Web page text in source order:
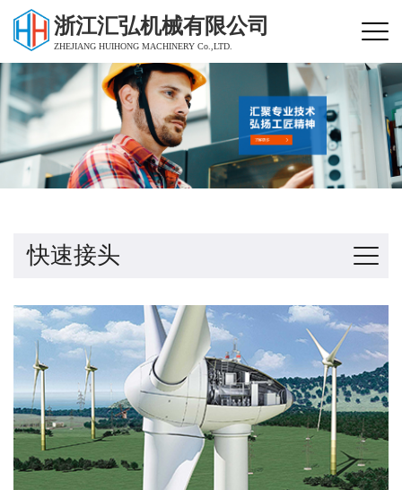
浙江汇弘机械有限公司
ZHEJIANG HUIHONG MACHINERY Co.,LTD.
快速接头